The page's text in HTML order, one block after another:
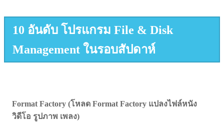
10 อันดับ โปรแกรม File & Disk
Management ในรอบสัปดาห์
Format Factory (โหลด Format Factory แปลงไฟล์หนัง
วิดีโอ รูปภาพ เพลง)